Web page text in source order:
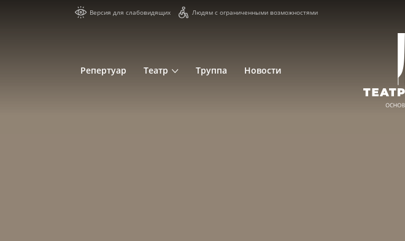
Версия для слабовидящих Людям с ограниченными возможностями
Репертуар Театр Труппа Новости